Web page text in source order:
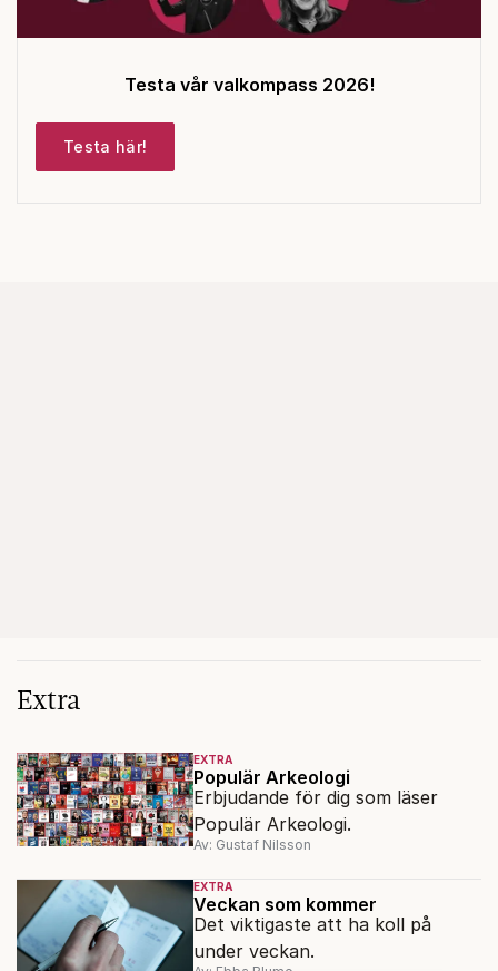
Testa vår valkompass 2026!
Testa här!
Extra
EXTRA
Populär Arkeologi
Erbjudande för dig som läser
Populär Arkeologi.
Av: Gustaf Nilsson
EXTRA
Veckan som kommer
Det viktigaste att ha koll på
under veckan.